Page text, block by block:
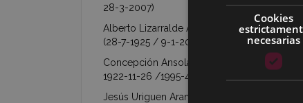
28-3-2007)
Alberto Lizarralde Arechavaleta
(28-7-1925 / 9-1-2011)
Concepción Ansola Ocamica (
1922-11-26 /1995-4-3 )
Jesús Uriguen Aranzabal
Cookies
necesarias